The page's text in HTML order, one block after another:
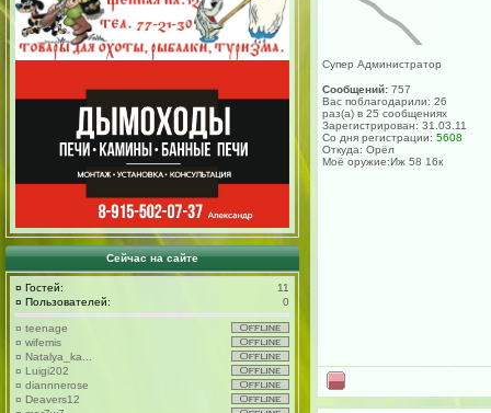
Сейчас на сайте
¤ Гостей:
11
¤ Пользователей: 0
¤ teenage
¤ wifemis
¤ Natalya_ka...
¤ Luigi202
¤ diannnerose
¤ Deavers12
Супер Администратор
Сообщений: 757
Вас поблагодарили: 26
раз(а) в 25 сообщениях
Зарегистрирован: 31.03.11
Со дня регистрации: 5608
Откуда: Орёл
Моё оружие:Иж 58 16к